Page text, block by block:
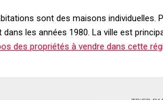
sont des maisons individuelles.
les années 1980. La ville est
des propriétés à vendre dans cette